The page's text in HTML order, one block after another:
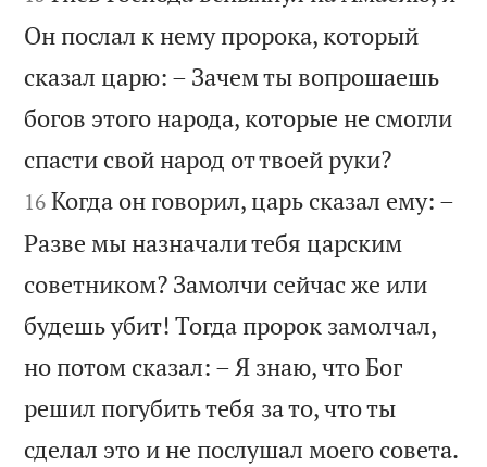
Он послал к нему пророка, который
сказал царю: – Зачем ты вопрошаешь
богов этого народа, которые не смогли
спасти свой народ от твоей руки?
16 Когда он говорил, царь сказал ему: –
Разве мы назначали тебя царским
советником? Замолчи сейчас же или
будешь убит! Тогда пророк замолчал,
но потом сказал: – Я знаю, что Бог
решил погубить тебя за то, что ты
сделал это и не послушал моего совета.